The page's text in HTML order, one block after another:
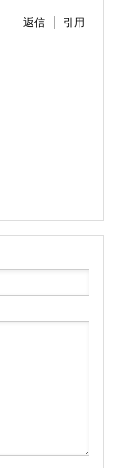
返信 引用